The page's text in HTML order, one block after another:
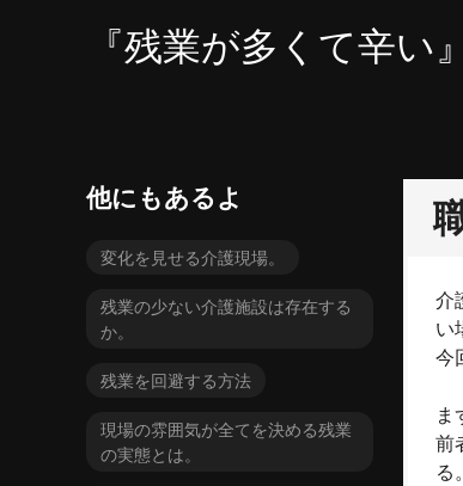
『残業が多くて辛い
介
い
今
ま
前
る。
他にもあるよ
変化を見せる介護現場。
残業の少ない介護施設は存在する
か。
残業を回避する方法
現場の雰囲気が全てを決める残業
の実態とは。